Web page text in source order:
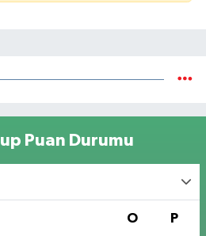
Puan Durumu
O P